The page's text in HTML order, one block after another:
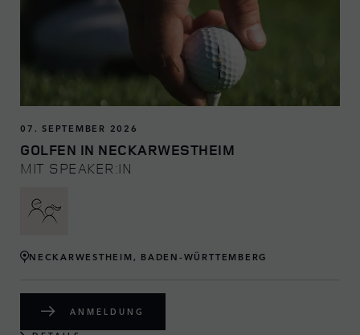
07. SEPTEMBER 2026
GOLFEN IN NECKARWESTHEIM
MIT SPEAKER:IN
NECKARWESTHEIM, BADEN-WÜRTTEMBERG
ANMELDUNG